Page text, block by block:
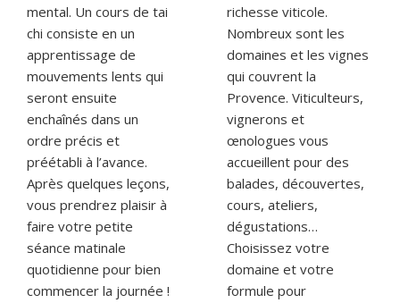
mental. Un cours de tai
chi consiste en un
apprentissage de
mouvements lents qui
seront ensuite
enchaînés dans un
ordre précis et
préétabli à l’avance.
Après quelques leçons,
vous prendrez plaisir à
faire votre petite
séance matinale
quotidienne pour bien
commencer la journée !
richesse viticole.
Nombreux sont les
domaines et les vignes
qui couvrent la
Provence. Viticulteurs,
vignerons et
œnologues vous
accueillent pour des
balades, découvertes,
cours, ateliers,
dégustations…
Choisissez votre
domaine et votre
formule pour